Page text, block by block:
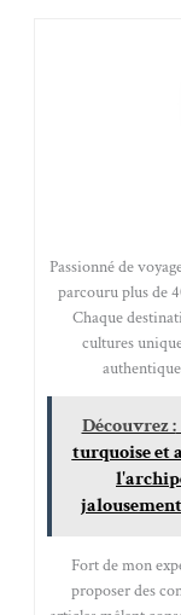
Passionné de
parcouru plus de
Chaque
cultures
Découvrez :
turquoise et
Fort de mon
proposer des